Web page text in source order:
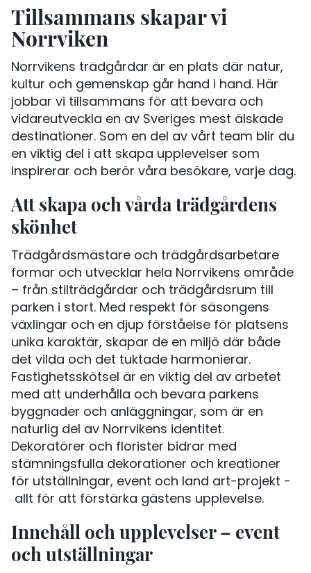
Tillsammans skapar vi
Norrviken
Norrvikens trädgårdar är en plats där natur,
kultur och gemenskap går hand i hand. Här
jobbar vi tillsammans för att bevara och
vidareutveckla en av Sveriges mest älskade
destinationer. Som en del av vårt team blir du
en viktig del i att skapa upplevelser som
inspirerar och berör våra besökare, varje dag.
Att skapa och vårda trädgårdens
skönhet
Trädgårdsmästare och trädgårdsarbetare
formar och utvecklar hela Norrvikens område
– från stilträdgårdar och trädgårdsrum till
parken i stort. Med respekt för säsongens
växlingar och en djup förståelse för platsens
unika karaktär, skapar de en miljö där både
det vilda och det tuktade harmonierar.
Fastighetsskötsel är en viktig del av arbetet
med att underhålla och bevara parkens
byggnader och anläggningar, som är en
naturlig del av Norrvikens identitet.
Dekoratörer och florister bidrar med
stämningsfulla dekorationer och kreationer
för utställningar, event och land art-projekt -
allt för att förstärka gästens upplevelse.
Innehåll och upplevelser – event
och utställningar